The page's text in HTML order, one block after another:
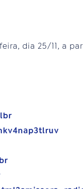
dia 25/11, a